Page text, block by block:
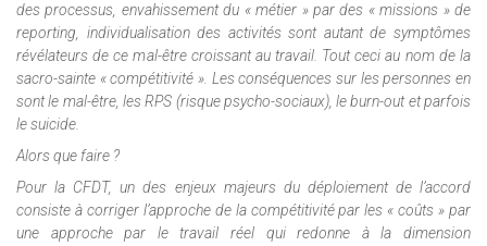
des processus, envahissement du « métier » par des « missions » de
reporting, individualisation des activités sont autant de symptômes
révélateurs de ce mal-être croissant au travail. Tout ceci au nom de la
sacro-sainte « compétitivité ». Les conséquences sur les personnes en
sont le mal-être, les RPS (risque psycho-sociaux), le burn-out et parfois
le suicide.
Alors que faire ?
Pour la CFDT, un des enjeux majeurs du déploiement de l’accord
consiste à corriger l’approche de la compétitivité par les « coûts » par
une approche par le travail réel qui redonne à la dimension